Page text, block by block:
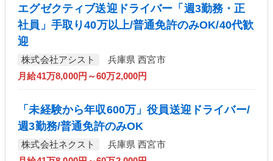
エグゼクティブ送迎ドライバー「週3勤務・正
社員」手取り40万以上/普通免許のみOK/40代歓
迎
株式会社アシスト
兵庫県 西宮市
月給41万8,000円～60万2,000円
「未経験から年収600万」役員送迎ドライバー/
週3勤務/普通免許のみOK
株式会社ネクスト
兵庫県 西宮市